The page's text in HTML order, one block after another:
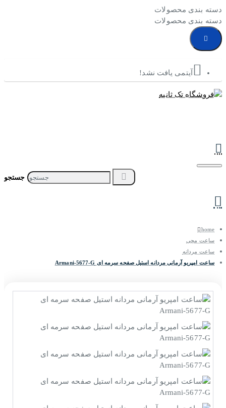
دسته بندی محصولات
دسته بندی محصولات
آیتمی یافت نشد!
home
ساعت مچی
ساعت مردانه
ساعت امپریو آرمانی مردانه استیل صفحه سرمه ای Armani-5677-G